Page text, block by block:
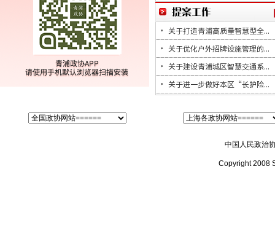
关于打造青浦高质量智慧型全...
关于优化户外招牌设施管理的...
关于建设青浦城区智慧交通系...
关于进一步做好本区“长护险...